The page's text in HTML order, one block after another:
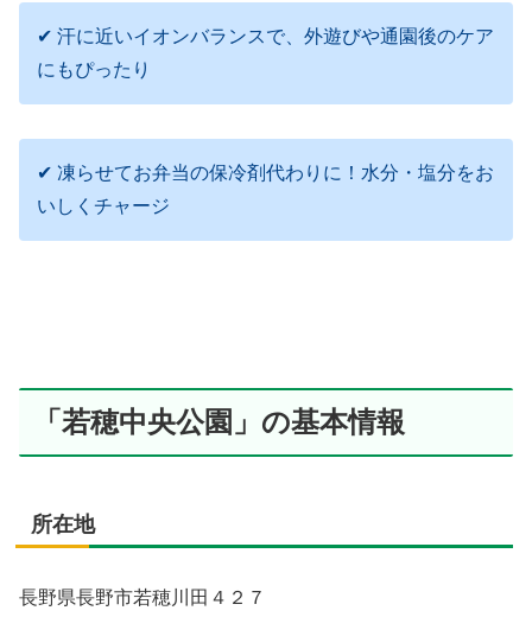
✔ 汗に近いイオンバランスで、外遊びや通園後のケア
にもぴったり
✔ 凍らせてお弁当の保冷剤代わりに！水分・塩分をお
いしくチャージ
「若穂中央公園」の基本情報
所在地
長野県長野市若穂川田４２７